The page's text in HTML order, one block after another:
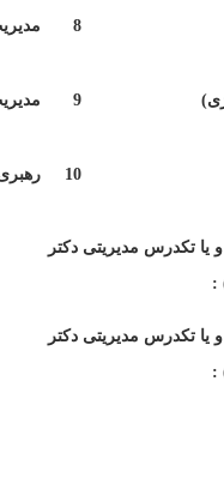
8
9
10
تکدرس مدیریتی دکتر
:
تکدرس مدیریتی دکتر
: